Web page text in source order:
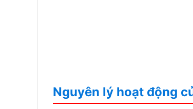
Nguyên lý hoạt động